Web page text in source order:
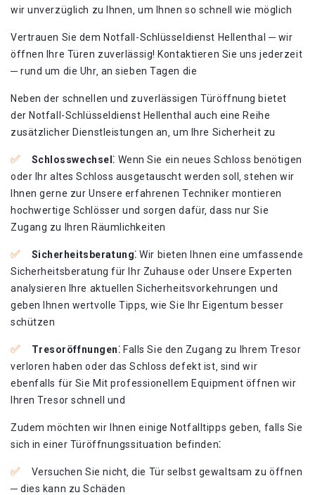
wir unverzüglich zu Ihnen‚ um Ihnen so schnell wie möglich
Vertrauen Sie dem Notfall-Schlüsseldienst Hellenthal ─ wir
öffnen Ihre Türen zuverlässig!​ Kontaktieren Sie uns jederzeit
─ rund um die Uhr‚ an sieben Tagen die
Neben der schnellen und zuverlässigen Türöffnung bietet
der Notfall-Schlüsseldienst Hellenthal auch eine Reihe
zusätzlicher Dienstleistungen an‚ um Ihre Sicherheit zu
Schlosswechsel⁚ Wenn Sie ein neues Schloss benötigen
oder Ihr altes Schloss ausgetauscht werden soll‚ stehen wir
Ihnen gerne zur Unsere erfahrenen Techniker montieren
hochwertige Schlösser und sorgen dafür‚ dass nur Sie
Zugang zu Ihren Räumlichkeiten
Sicherheitsberatung⁚ Wir bieten Ihnen eine umfassende
Sicherheitsberatung für Ihr Zuhause oder Unsere Experten
analysieren Ihre aktuellen Sicherheitsvorkehrungen und
geben Ihnen wertvolle Tipps‚ wie Sie Ihr Eigentum besser
schützen
Tresoröffnungen⁚ Falls Sie den Zugang zu Ihrem Tresor
verloren haben oder das Schloss defekt ist‚ sind wir
ebenfalls für Sie Mit professionellem Equipment öffnen wir
Ihren Tresor schnell und
Zudem möchten wir Ihnen einige Notfalltipps geben‚ falls Sie
sich in einer Türöffnungssituation befinden⁚
Versuchen Sie nicht‚ die Tür selbst gewaltsam zu öffnen
─ dies kann zu Schäden